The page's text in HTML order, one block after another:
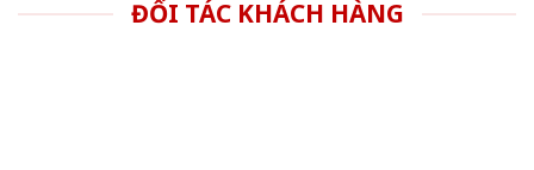
ĐỐI TÁC KHÁCH HÀNG